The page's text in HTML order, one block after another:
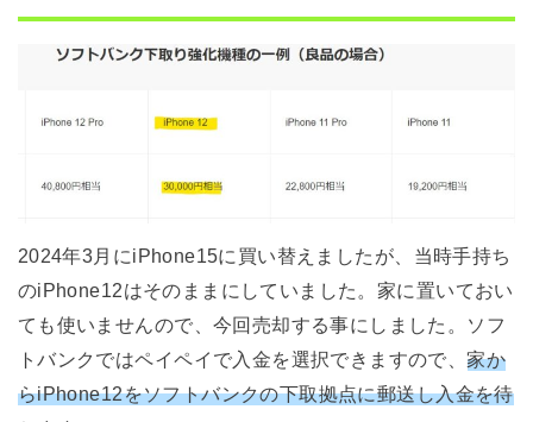
2024年3月にiPhone15に買い替えましたが、当時手持ち
のiPhone12はそのままにしていました。家に置いておい
ても使いませんので、今回売却する事にしました。ソフ
トバンクではペイペイで入金を選択できますので、家か
らiPhone12をソフトバンクの下取拠点に郵送し入金を待